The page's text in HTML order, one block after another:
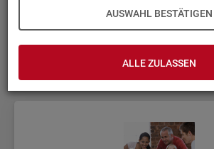
AUSWAHL BESTÄTIGEN
ALLE ZULASSEN